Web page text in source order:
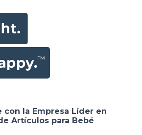
con la Empresa Líder en
Artículos para Bebé